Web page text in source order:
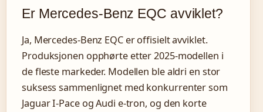
Er Mercedes-Benz EQC avviklet?
Ja, Mercedes-Benz EQC er offisielt avviklet.
Produksjonen opphørte etter 2025-modellen i
de fleste markeder. Modellen ble aldri en stor
suksess sammenlignet med konkurrenter som
Jaguar I-Pace og Audi e-tron, og den korte